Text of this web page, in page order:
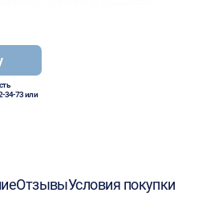
34-73или
ОтзывыУсловия покупки